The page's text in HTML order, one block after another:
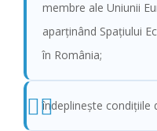
membre ale Uniunii
aparţinând Spaţiului
în România;
îndeplinește condițiile